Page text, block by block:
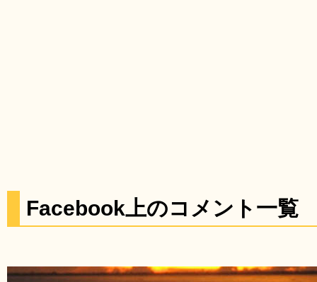
Facebook上のコメント一覧